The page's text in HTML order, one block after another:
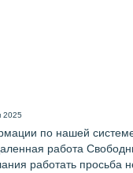
2025
по нашей
работа
работать просьба